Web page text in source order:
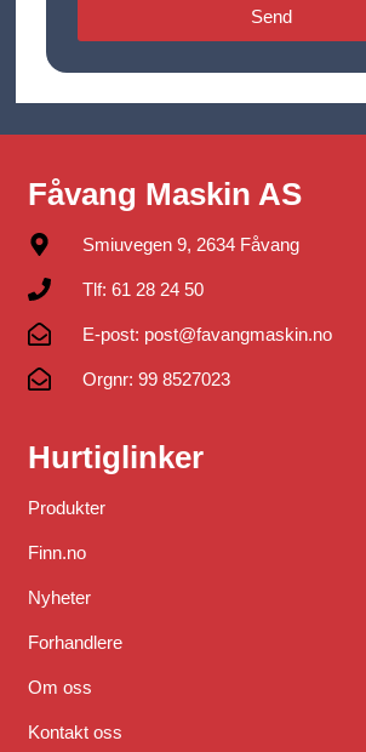
Send
Fåvang Maskin AS
Smiuvegen 9, 2634 Fåvang
Tlf: 61 28 24 50
E-post: post@favangmaskin.no
Orgnr: 99 8527023
Hurtiglinker
Produkter
Finn.no
Nyheter
Forhandlere
Om oss
Kontakt oss